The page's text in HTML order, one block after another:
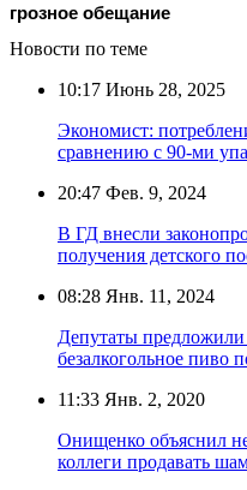
грозное обещание
Новости по теме
10:17 Июнь 28, 2025
Экономист:
сравнению с 90-ми
20:47 Фев. 9, 2024
В ГД внесли
получения детского
08:28 Янв. 11, 2024
Депутаты предложили
безалкогольное пиво
11:33 Янв. 2, 2020
Онищенко объяснил
коллеги продавать